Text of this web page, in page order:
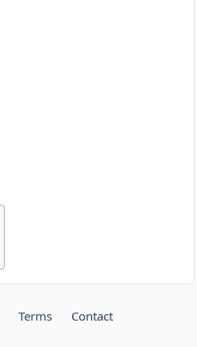
Terms Contact